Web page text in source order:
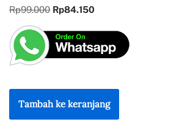
Rp99.000 Rp84.150
Tambah ke keranjang